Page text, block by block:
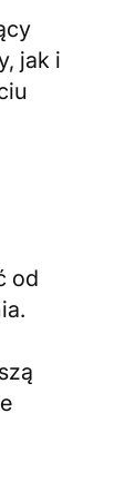
jak i
od